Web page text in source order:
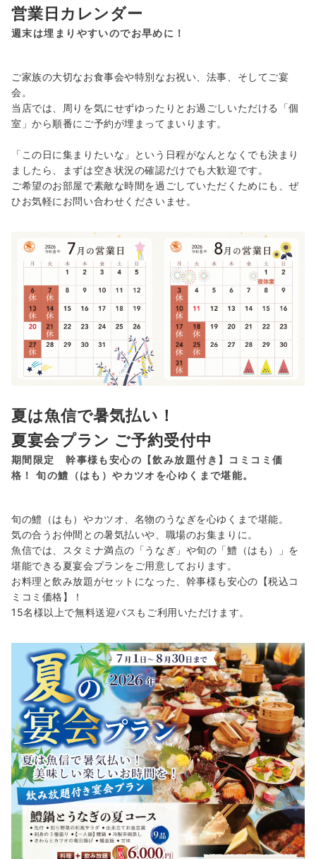
営業日カレンダー
週末は埋まりやすいのでお早めに！
ご家族の大切なお食事会や特別なお祝い、法事、そしてご宴
会。
当店では、周りを気にせずゆったりとお過ごしいただける「個
室」から順番にご予約が埋まってまいります。
「この日に集まりたいな」という日程がなんとなくでも決まり
ましたら、まずは空き状況の確認だけでも大歓迎です。
ご希望のお部屋で素敵な時間を過ごしていただくためにも、ぜ
ひお気軽にお問い合わせくださいませ。
夏は魚信で暑気払い！
夏宴会プラン ご予約受付中
期間限定 幹事様も安心の【飲み放題付き】コミコミ価
格！ 旬の鱧（はも）やカツオを心ゆくまで堪能。
旬の鱧（はも）やカツオ、名物のうなぎを心ゆくまで堪能。
気の合うお仲間との暑気払いや、職場のお集まりに。
魚信では、スタミナ満点の「うなぎ」や旬の「鱧（はも）」を
堪能できる夏宴会プランをご用意しております。
お料理と飲み放題がセットになった、幹事様も安心の【税込コ
ミコミ価格】！
15名様以上で無料送迎バスもご利用いただけます。